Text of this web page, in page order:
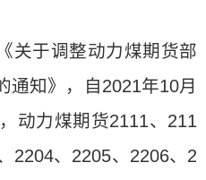
关于调整动力煤期货部
通知》，自2021年10月
动力煤期货2111、211
2204、2205、2206、2